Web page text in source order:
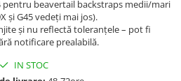
pentru beavertail backstraps medii/mari
și G45 vedeți mai jos).
și nu reflectă toleranțele – pot fi
notificare prealabilă.
IN STOC